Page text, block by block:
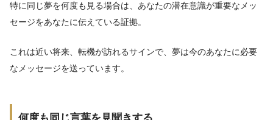
特に同じ夢を何度も見る場合は、あなたの潜在意識が重要なメッ
セージをあなたに伝えている証拠。
これは近い将来、転機が訪れるサインで、夢は今のあなたに必要
なメッセージを送っています。
何度も同じ言葉を見聞きする